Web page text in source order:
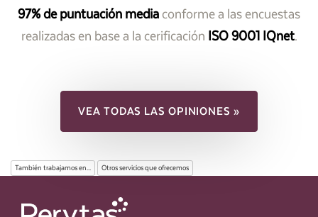
97% de puntuación mediaconforme a las encuestas
realizadas en base a la cerificación ISO 9001 IQnet.
VEA TODAS LAS OPINIONES »
También trabajamos en... Otros servicios que ofrecemos